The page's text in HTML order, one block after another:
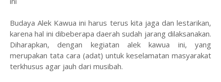
Budaya Alek Kawua ini harus terus kita jaga dan lestarikan,
karena hal ini dibeberapa daerah sudah jarang dilaksanakan.
Diharapkan, dengan kegiatan alek kawua ini, yang
merupakan tata cara (adat) untuk keselamatan masyarakat
terkhusus agar jauh dari musibah.